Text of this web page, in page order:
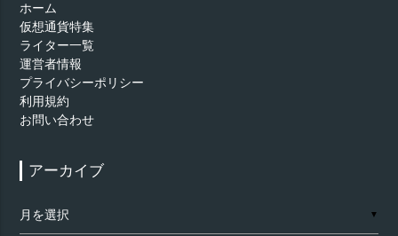
ホーム
仮想通貨特集
ライター一覧
運営者情報
プライバシーポリシー
利用規約
お問い合わせ
アーカイブ
ー
▼